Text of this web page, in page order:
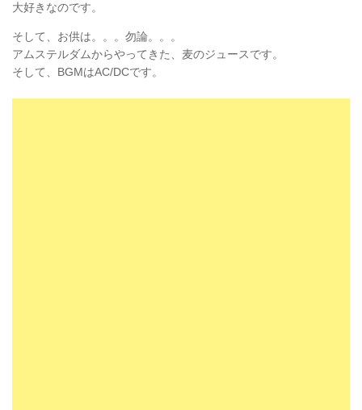
大好きなのです。
そして、お供は。。。勿論。。。
アムステルダムからやってきた、麦のジュースです。
そして、BGMはAC/DCです。